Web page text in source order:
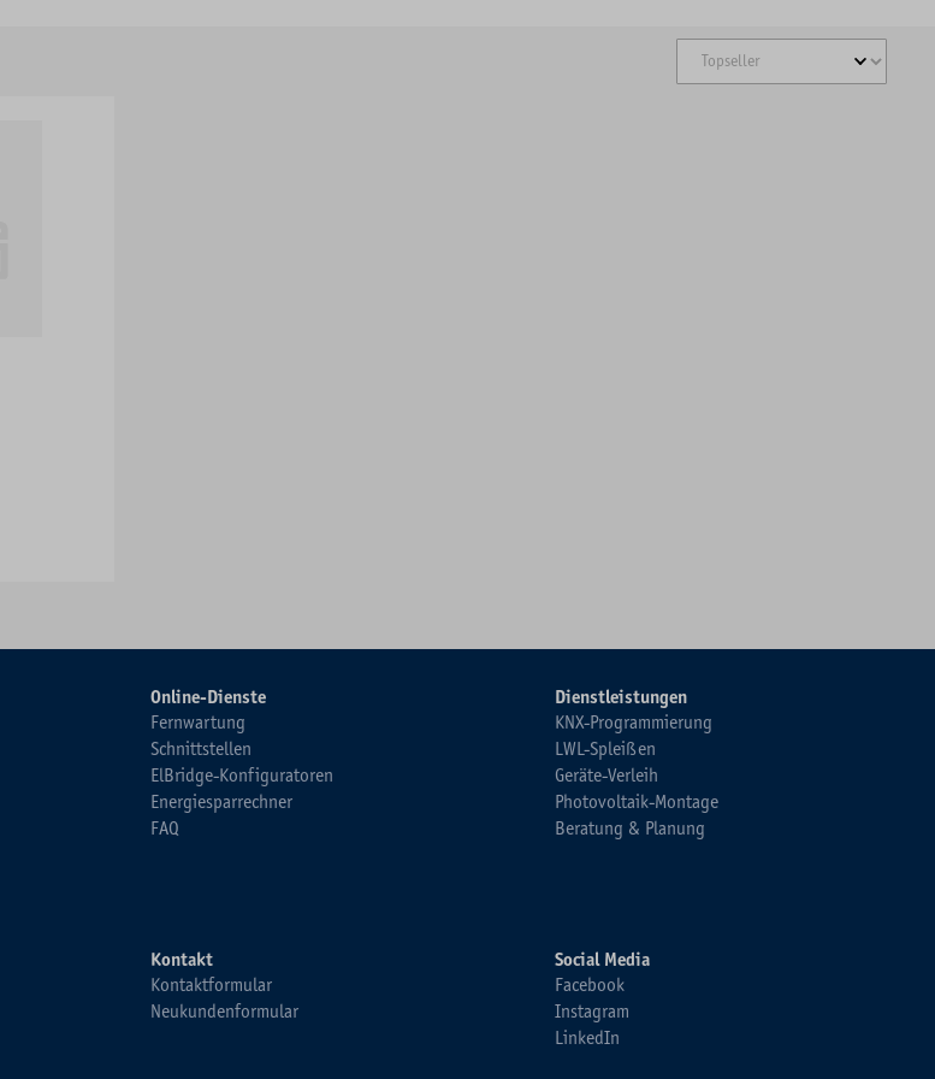
Online-Dienste
Fernwartung
Schnittstellen
ElBridge-Konfiguratoren
Energiesparrechner
FAQ
Dienstleistungen
KNX-Programmierung
LWL-Spleißen
Geräte-Verleih
Photovoltaik-Montage
Beratung & Planung
Kontakt
Kontaktformular
Neukundenformular
Social Media
Facebook
Instagram
LinkedIn